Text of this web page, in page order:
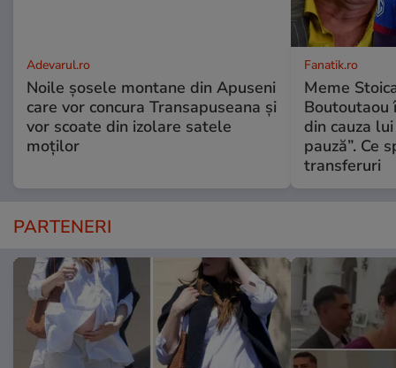
Adevarul.ro
Noile șosele montane din Apuseni
care vor concura Transapuseana și
vor scoate din izolare satele
moților
Fanatik.ro
Meme
Boutoutaou
din cauza
pauză”. Ce
transferuri
PARTENERI